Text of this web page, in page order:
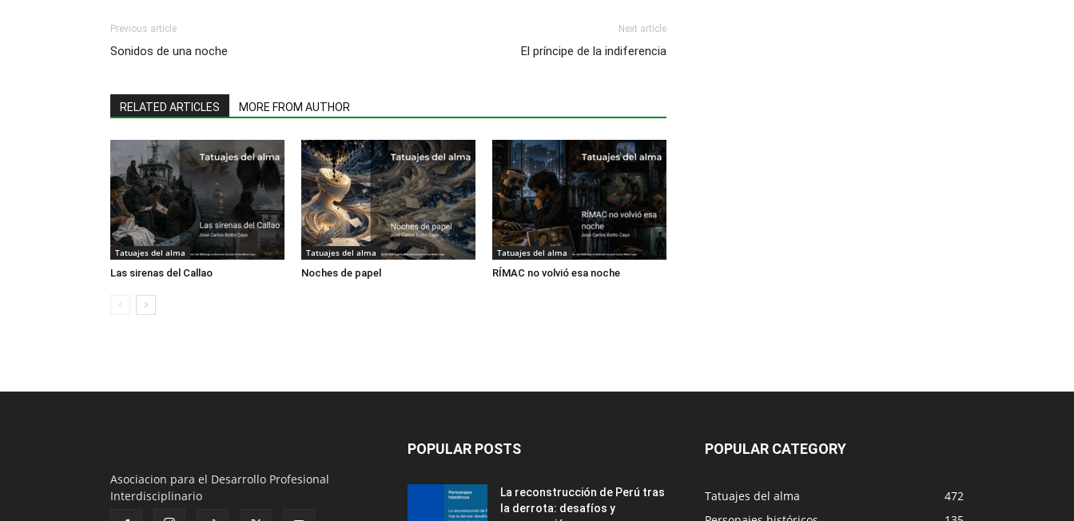
Previous article
Sonidos de una noche
Next article
El príncipe de la indiferencia
RELATED ARTICLES MORE FROM AUTHOR
Tatuajes del alma
Las sirenas del Callao
Tatuajes del alma
Noches de papel
Tatuajes del alma
RÍMAC no volvió esa noche
Asociacion para el Desarrollo Profesional
Interdisciplinario
POPULAR POSTS
La reconstrucción de Perú tras
la derrota: desafíos y
POPULAR CATEGORY
Tatuajes del alma
472